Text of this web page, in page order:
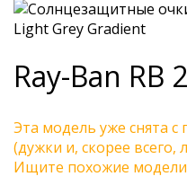
Ray-Ban RB
Эта модель уже снята
(дужки и, скорее
Ищите похожие